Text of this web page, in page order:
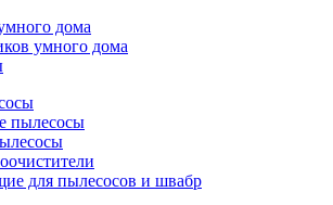
дома
умного дома
пылесосы
для пылесосов и швабр